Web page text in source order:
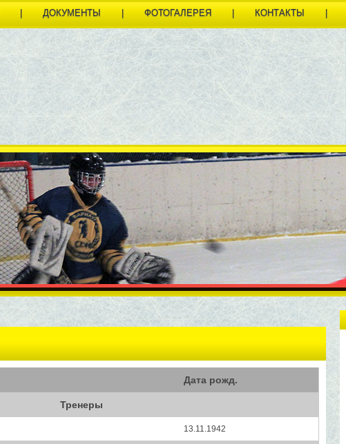
| ДОКУМЕНТЫ | ФОТОГАЛЕРЕЯ | КОНТАКТЫ |
Дата рожд.
Тренеры
13.11.1942